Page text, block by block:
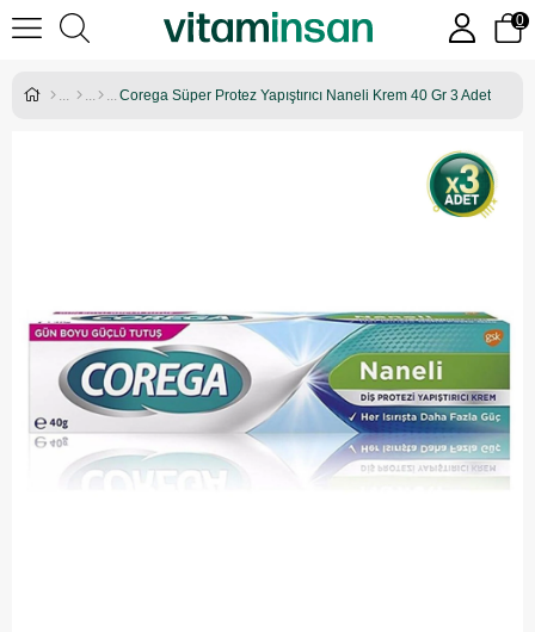
0
Corega Süper Protez Yapıştırıcı Naneli Krem 40 Gr 3 Adet